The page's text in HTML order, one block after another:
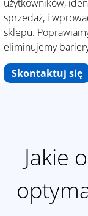
użytkowników,
sprzedaż, i
sklepu.
eliminujemy
Skontaktuj się
Jakie